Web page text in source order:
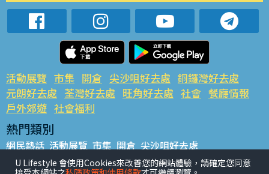
活動展覽 市集 開倉 尖沙咀好去處 銅鑼灣好去處
元朗好去處 荃灣好去處 旺角好去處 社會 餐廳情報
戶外郊遊 社會福利
熱門類別
網民熱話 活動展覽 市集 開倉 尖沙咀好去處
銅鑼灣好去處 元朗好去處 荃灣好去處 旺角好去處 社會
U Lifestyle 會使用Cookies來改善您的網站體驗，請確定您同意